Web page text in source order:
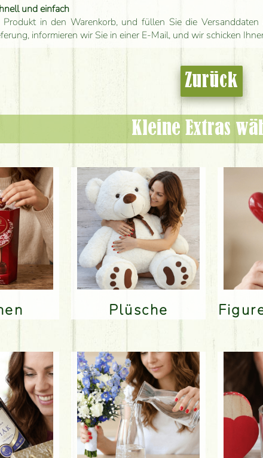
und einfach
in den Warenkorb, und füllen Sie die
informieren wir Sie in einer E-Mail, und wir schicken
Zurück
Kleine Extras
Plüsche